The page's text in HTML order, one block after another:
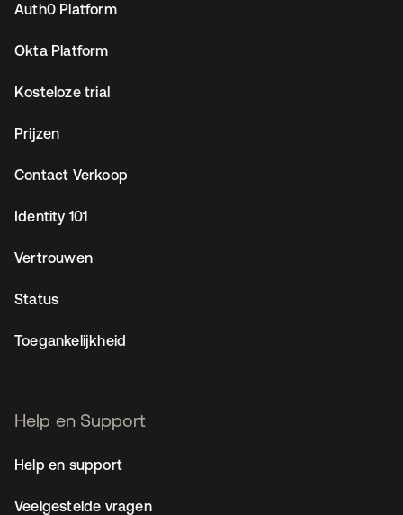
Auth0 Platform
Okta Platform
Kosteloze trial
Prijzen
Contact Verkoop
Identity 101
Vertrouwen
Status
Toegankelijkheid
Help en Support
Help en support
Veelgestelde vragen